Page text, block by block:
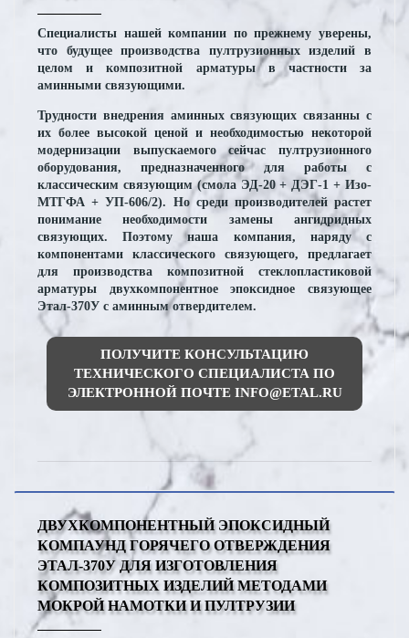
Специалисты нашей компании по прежнему уверены,
что будущее производства пултрузионных изделий в
целом и композитной арматуры в частности за
аминными связующими.
Трудности внедрения аминных связующих связанны с
их более высокой ценой и необходимостью некоторой
модернизации выпускаемого сейчас пултрузионного
оборудования, предназначенного для работы с
классическим связующим (смола ЭД-20 + ДЭГ-1 + Изо-
МТГФА + УП-606/2). Но среди производителей растет
понимание необходимости замены ангидридных
связующих. Поэтому наша компания, наряду с
компонентами классического связующего, предлагает
для производства композитной стеклопластиковой
арматуры двухкомпонентное эпоксидное связующее
Этал-370У с аминным отвердителем.
ПОЛУЧИТЕ КОНСУЛЬТАЦИЮ
ТЕХНИЧЕСКОГО СПЕЦИАЛИСТА ПО
ЭЛЕКТРОННОЙ ПОЧТЕ INFO@ETAL.RU
ДВУХКОМПОНЕНТНЫЙ ЭПОКСИДНЫЙ
КОМПАУНД ГОРЯЧЕГО ОТВЕРЖДЕНИЯ
ЭТАЛ-370У ДЛЯ ИЗГОТОВЛЕНИЯ
КОМПОЗИТНЫХ ИЗДЕЛИЙ МЕТОДАМИ
МОКРОЙ НАМОТКИ И ПУЛТРУЗИИ